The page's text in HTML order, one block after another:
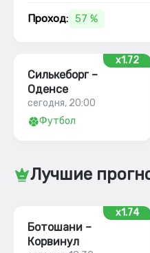
Проход: 57 %
x1.72
Силькеборг –
Оденсе
сегодня, 20:00
Футбол
Лучшие
x1.74
Ботошани –
Корвинул